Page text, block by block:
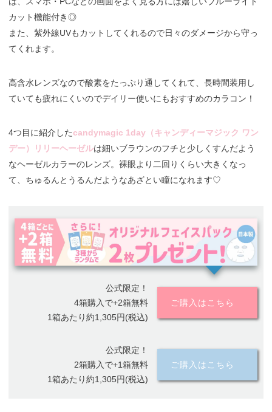
カット機能付き◎
また、紫外線UVもカットしてくれるので日々のダメージから守っ
てくれます。
高含水レンズなので酸素をたっぷり通してくれて、長時間装用し
ていても疲れにくいのでデイリー使いにもおすすめのカラコン！
4つ目に紹介したcandymagic 1day（キャンディーマジック ワン
デー）リリーヘーゼルは細いブラウンのフチと少しくすんだよう
なヘーゼルカラーのレンズ。裸眼より二回りくらい大きくなっ
て、ちゅるんとうるんだようなあざとい瞳になれます♡
公式限定！
4箱購入で+2箱無料
1箱あたり約1,305円(税込)
ご購入はこちら
公式限定！
2箱購入で+1箱無料
1箱あたり約1,305円(税込)
ご購入はこちら